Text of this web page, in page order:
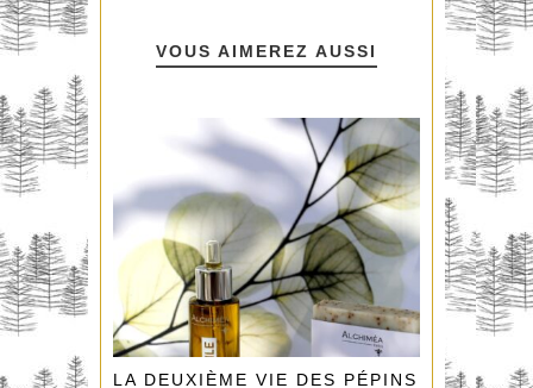
VOUS AIMEREZ AUSSI
LA DEUXIÈME VIE DES PÉPINS DE